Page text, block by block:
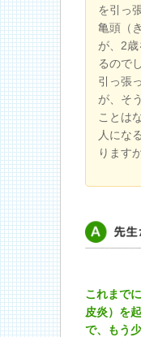
を引っ
亀頭（
が、2
るので
引っ張
が、そ
ことは
人にな
ります
先生か
これまで
皮炎）を
で、もう